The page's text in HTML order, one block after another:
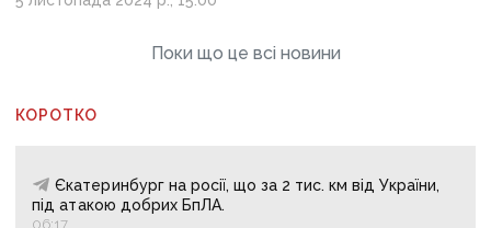
Поки що це всі новини
КОРОТКО
Єкатеринбург на росії, що за 2 тис. км від України,
під атакою добрих БпЛА.
06:17